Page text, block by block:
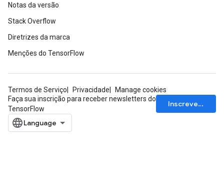
Notas da versão
Stack Overflow
Diretrizes da marca
Menções do TensorFlow
Termos de Serviço Privacidade
Manage cookies
Faça sua inscrição para receber newsletters do
TensorFlow
Inscrever-se